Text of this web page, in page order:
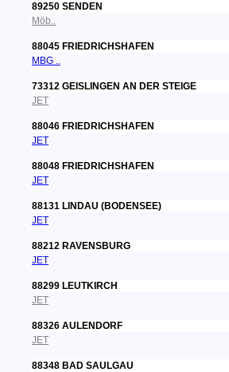
89250 SENDEN
Möb..
88045 FRIEDRICHSHAFEN
MBG ..
73312 GEISLINGEN AN DER STEIGE
JET
88046 FRIEDRICHSHAFEN
JET
88048 FRIEDRICHSHAFEN
JET
88131 LINDAU (BODENSEE)
JET
88212 RAVENSBURG
JET
88299 LEUTKIRCH
JET
88326 AULENDORF
JET
88348 BAD SAULGAU